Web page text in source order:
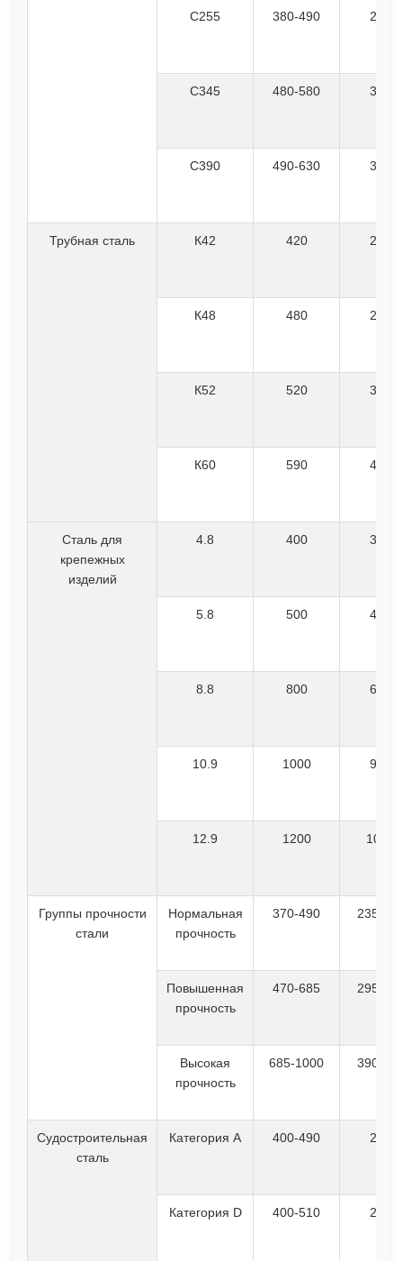
С255 380-490 255
С345 480-580 345
С390 490-630 390
Трубная сталь К42 420 245
К48 480 295
К52 520 355
К60 590 415
Сталь для
крепежных
изделий
4.8 400 320
5.8 500 400
8.8 800 640
10.9 1000 900
12.9 1200 1080
Группы прочности
стали
Нормальная
прочность
370-490 235-
Повышенная
прочность
470-685 295-
Высокая
прочность
685-1000 390-
Судостроительная
сталь
Категория А 400-490 235
Категория D 400-510 255